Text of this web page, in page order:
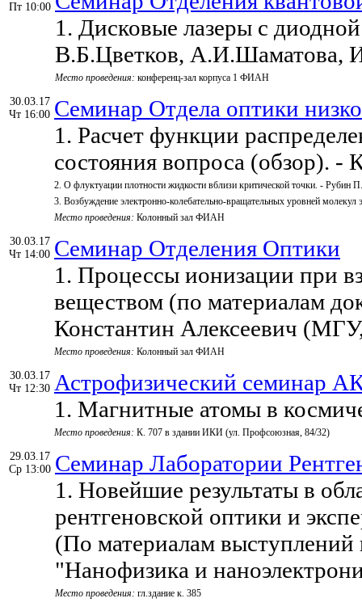
Пт 10:00
1. Дисковые лазеры с
В.Б.Цветков,
Место проведения: конференц-зал корпуса 1 ФИАН
30.03.17
Чт 16:00 Семинар Отдела оптики
1. Расчет функции
состояния вопроса (обзор). -
2. О флуктуации плотности жидкости вблизи критической точки. - Рубин
3. Возбуждение электронно-колебательно-вращательных уровней
Место проведения: Колонный зал ФИАН
30.03.17
Чт 14:00 Семинар Отделения Оптики
1. Процессы ионизации при
веществом (по материалам
Константин Алексеевич
Место проведения: Колонный зал ФИАН
30.03.17
Чт 12:30 Астрофизический семинар
1. Магнитные атомы в
Место проведения: К. 707 в здании ИКИ (ул. Профсоюзная, 84/32)
29.03.17
Ср 13:00 Семинар Лаборатории
1. Новейшие результаты в
рентгеновской оптики и
(По материалам
"Нанофизика и
Место проведения: гл.здание к. 385